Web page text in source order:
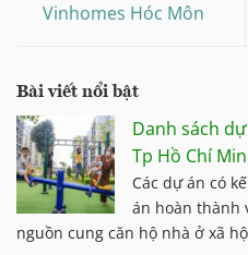
Vinhomes Hóc Môn
Bài viết nổi bật
Danh sách
Tp Hồ Chí
Các dự án có
án hoàn thành
nguồn cung căn hộ nhà ở xã